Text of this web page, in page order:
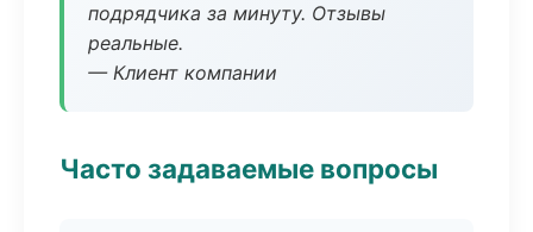
подрядчика за минуту. Отзывы
реальные.
— Клиент компании
Часто задаваемые вопросы